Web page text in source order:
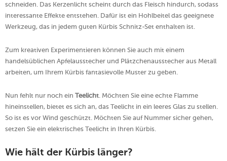
schneiden. Das Kerzenlicht scheint durch das Fleisch hindurch, sodass
interessante Effekte entstehen. Dafür ist ein Hohlbeitel das geeignete
Werkzeug, das in jedem guten Kürbis Schnitz-Set enthalten ist.
Zum kreativen Experimentieren können Sie auch mit einem
handelsüblichen Apfelausstecher und Plätzchenausstecher aus Metall
arbeiten, um Ihrem Kürbis fantasievolle Muster zu geben.
Nun fehlt nur noch ein Teelicht. Möchten Sie eine echte Flamme
hineinstellen, bietet es sich an, das Teelicht in ein leeres Glas zu stellen.
So ist es vor Wind geschützt. Möchten Sie auf Nummer sicher gehen,
setzen Sie ein elektrisches Teelicht in Ihren Kürbis.
Wie hält der Kürbis länger?